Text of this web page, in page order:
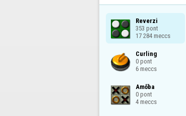
Reverzi
353 pont
17 284 meccs
Curling
0 pont
6 meccs
Amőba
0 pont
4 meccs